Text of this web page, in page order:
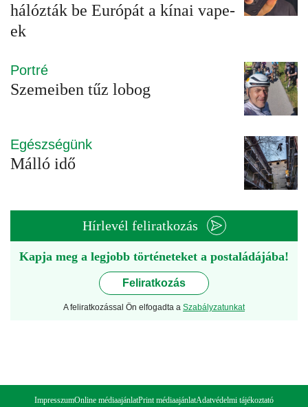
hálózták be Európát a kínai vape-
ek
Portré
Szemeiben tűz lobog
Egészségünk
Málló idő
Hírlevél feliratkozás
Kapja meg a legjobb történeteket a postaládájába!
Feliratkozás
A feliratkozással Ön elfogadta a Szabályzatunkat
ImpresszumOnline médiaajánlatPrint médiaajánlatAdatvédelmi tájékoztató